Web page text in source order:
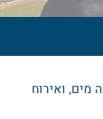
מים, ואירוח